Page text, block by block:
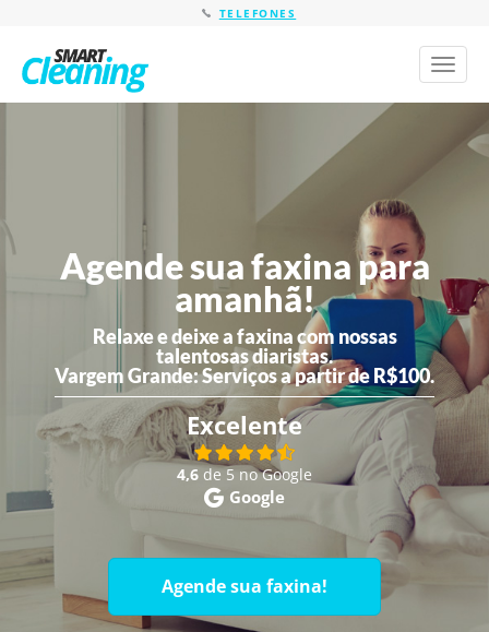
TELEFONES
Toggle
Agende sua faxina para
amanhã!
Relaxe e deixe a faxina com nossas
talentosas diaristas.
Vargem Grande:Serviços a partir de R$100.
Excelente
4,6 de 5 no Google
Google
Agende sua faxina!